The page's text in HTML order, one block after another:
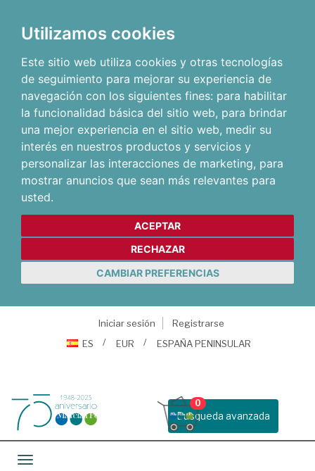
Utilizamos cookies
Este sitio web utiliza cookies y otras tecnologías
de seguimiento para mejorar su experiencia de
navegación con los siguientes fines: para habilitar
la funcionalidad básica del sitio web, para brindar
una mejor experiencia en el sitio web, medir su
interés en nuestros productos y servicios y
personalizar las interacciones de marketing, para
mostrar anuncios que sean más relevantes para
usted.
ACEPTAR
RECHAZAR
CAMBIAR PREFERENCIAS
Iniciar sesión
Registrarse
ES
EUR ESPAÑA PENINSULAR
Busqueda avanzada
0
Toggle navigation